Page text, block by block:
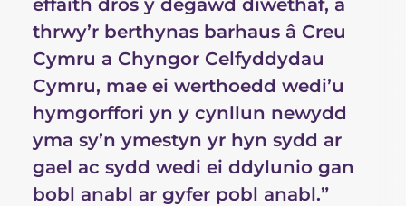
thrwy’r berthynas barhaus â Creu
Cymru a Chyngor Celfyddydau
Cymru, mae ei werthoedd wedi’u
hymgorffori yn y cynllun newydd
yma sy’n ymestyn yr hyn sydd ar
gael ac sydd wedi ei ddylunio gan
bobl anabl ar gyfer pobl anabl.”